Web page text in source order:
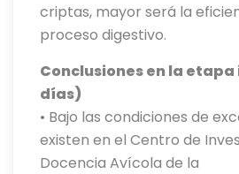
criptas, mayor será la
proceso digestivo.
Conclusiones en la etapa
días)
• Bajo las condiciones de
existen en el Centro de
Docencia Avícola de la